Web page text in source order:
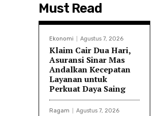
Must Read
Ekonomi Agustus 7, 2026
Klaim Cair Dua Hari,
Asuransi Sinar Mas
Andalkan Kecepatan
Layanan untuk
Perkuat Daya Saing
Ragam Agustus 7, 2026